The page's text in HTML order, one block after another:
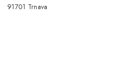
91701 Trnava